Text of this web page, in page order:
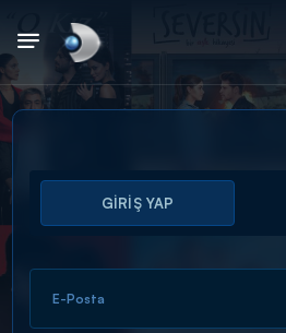
Arama
ARAMA SONUÇLARI
GİRİŞ YAP
E-Posta